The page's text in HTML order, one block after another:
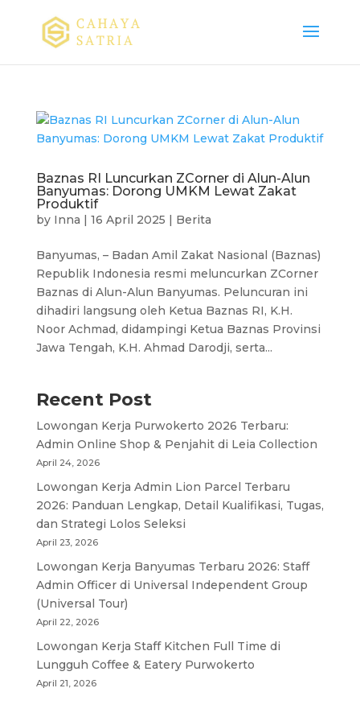
Baznas RI Luncurkan ZCorner di Alun-Alun
Banyumas: Dorong UMKM Lewat Zakat
Produktif
by Inna | 16 April 2025 | Berita
Banyumas, – Badan Amil Zakat Nasional (Baznas)
Republik Indonesia resmi meluncurkan ZCorner
Baznas di Alun-Alun Banyumas. Peluncuran ini
dihadiri langsung oleh Ketua Baznas RI, K.H.
Noor Achmad, didampingi Ketua Baznas Provinsi
Jawa Tengah, K.H. Ahmad Darodji, serta...
Recent Post
Lowongan Kerja Purwokerto 2026 Terbaru:
Admin Online Shop & Penjahit di Leia Collection
April 24, 2026
Lowongan Kerja Admin Lion Parcel Terbaru
2026: Panduan Lengkap, Detail Kualifikasi, Tugas,
dan Strategi Lolos Seleksi
April 23, 2026
Lowongan Kerja Banyumas Terbaru 2026: Staff
Admin Officer di Universal Independent Group
(Universal Tour)
April 22, 2026
Lowongan Kerja Staff Kitchen Full Time di
Lungguh Coffee & Eatery Purwokerto
April 21, 2026